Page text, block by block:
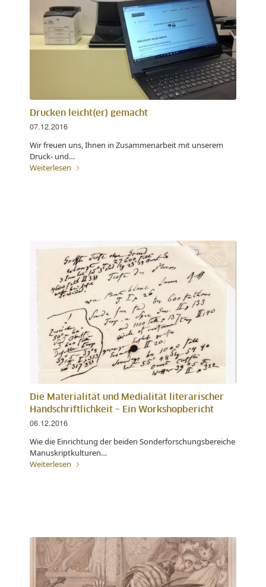
Drucken leicht(er) gemacht
07.12.2016
Wir freuen uns, Ihnen in Zusammenarbeit mit unserem
Druck- und…
Weiterlesen
Die Materialität und Medialität literarischer
Handschriftlichkeit – Ein Workshopbericht
06.12.2016
Wie die Einrichtung der beiden Sonderforschungsbereiche
Manuskriptkulturen…
Weiterlesen